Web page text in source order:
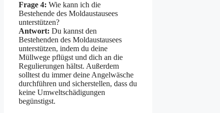
Frage 4: Wie kann ich die
Bestehende des Moldaustausees
unterstützen?
Antwort: Du kannst den
Bestehenden des Moldaustausees
unterstützen, indem du deine
Müllwege pflügst und dich an die
Regulierungen hältst. Außerdem
solltest du immer deine Angelwäsche
durchführen und sicherstellen, dass du
keine Umweltschädigungen
begünstigst.